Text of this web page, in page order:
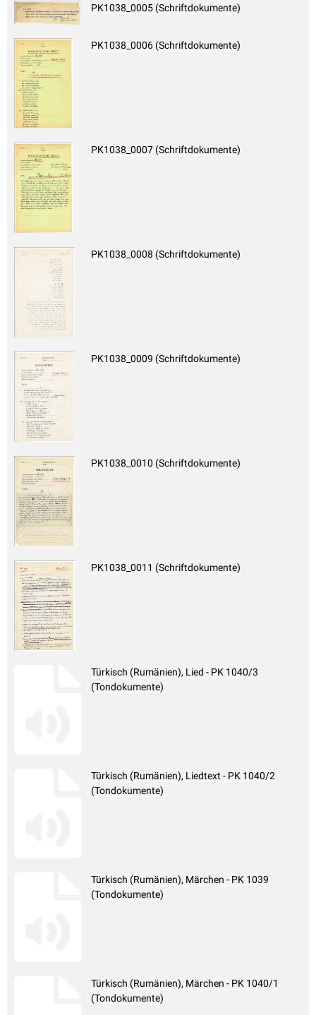
PK1038_0005 (Schriftdokumente)
PK1038_0006 (Schriftdokumente)
PK1038_0007 (Schriftdokumente)
PK1038_0008 (Schriftdokumente)
PK1038_0009 (Schriftdokumente)
PK1038_0010 (Schriftdokumente)
PK1038_0011 (Schriftdokumente)
Türkisch (Rumänien), Lied - PK 1040/3
(Tondokumente)
Türkisch (Rumänien), Liedtext - PK 1040/2
(Tondokumente)
Türkisch (Rumänien), Märchen - PK 1039
(Tondokumente)
Türkisch (Rumänien), Märchen - PK 1040/1
(Tondokumente)